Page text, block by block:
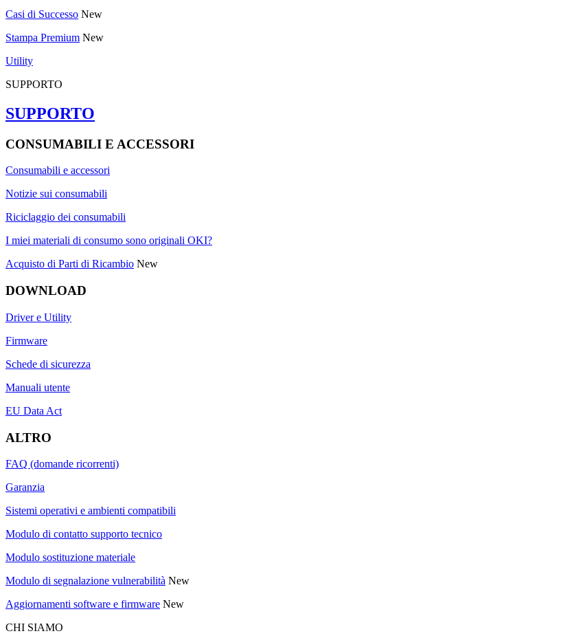
Casi di Successo New
Stampa Premium New
Utility
SUPPORTO
SUPPORTO
CONSUMABILI E ACCESSORI
Consumabili e accessori
Notizie sui consumabili
Riciclaggio dei consumabili
I miei materiali di consumo sono originali OKI?
Acquisto di Parti di Ricambio New
DOWNLOAD
Driver e Utility
Firmware
Schede di sicurezza
Manuali utente
EU Data Act
ALTRO
FAQ (domande ricorrenti)
Garanzia
Sistemi operativi e ambienti compatibili
Modulo di contatto supporto tecnico
Modulo sostituzione materiale
Modulo di segnalazione vulnerabilità New
Aggiornamenti software e firmware New
CHI SIAMO